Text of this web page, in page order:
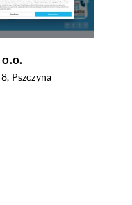
o.o.
Pszczyna